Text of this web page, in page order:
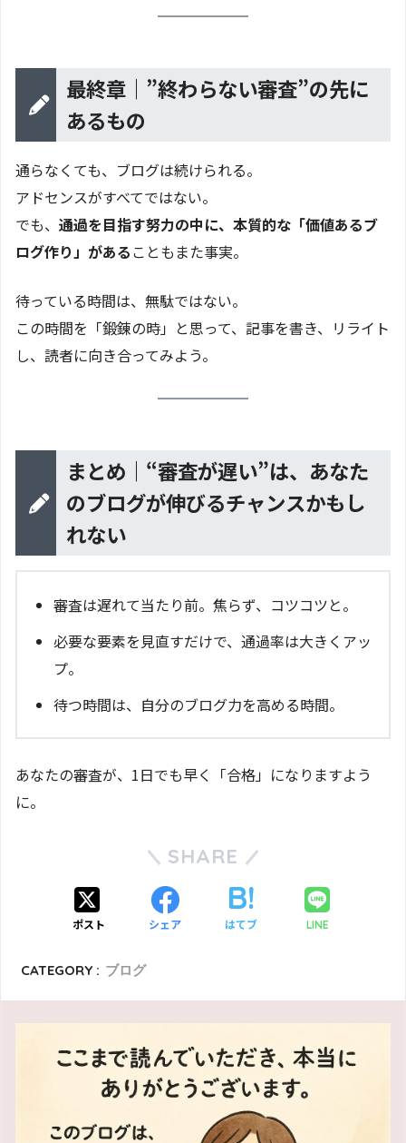
最終章｜”終わらない審査”の先に
あるもの
通らなくても、ブログは続けられる。
アドセンスがすべてではない。
でも、 通過を目指す努力の中に、本質的な「価値あるブ
ログ作り」がある こともまた事実。
待っている時間は、無駄ではない。
この時間を「鍛錬の時」と思って、記事を書き、リライト
し、読者に向き合ってみよう。
まとめ｜“審査が遅い”は、あなた
のブログが伸びるチャンスかもし
れない
審査は遅れて当たり前。焦らず、コツコツと。
必要な要素を見直すだけで、通過率は大きくアッ
プ。
待つ時間は、自分のブログ力を高める時間。
あなたの審査が、1日でも早く「合格」になりますよう
に。
SHARE
ポスト シェア はてブ LINE
CATEGORY : ブログ